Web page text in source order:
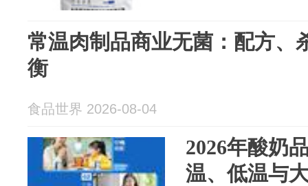
常温肉制品商业无菌：配方、
衡
食品世界 2026-08-04
2026年酸奶
温、低温与